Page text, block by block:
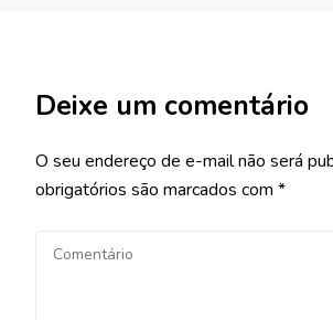
Deixe um comentário
O seu endereço de e-mail não será
obrigatórios são marcados com *